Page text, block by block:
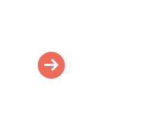
Magnifique voyage